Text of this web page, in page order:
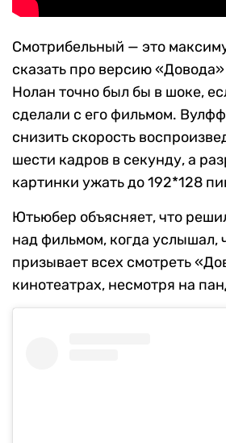
Смотрибельный — это
сказать про версию
Нолан точно был бы в шоке,
сделали с его фильмом.
снизить скорость
шести кадров в секунду, а
картинки ужать до 192*128
Ютьюбер объясняет, что
над фильмом, когда услышал,
призывает всех смотреть
кинотеатрах, несмотря на